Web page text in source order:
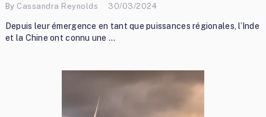
By Cassandra Reynolds 30/03/2024
Depuis leur émergence en tant que puissances régionales, l’Inde
et la Chine ont connu une …